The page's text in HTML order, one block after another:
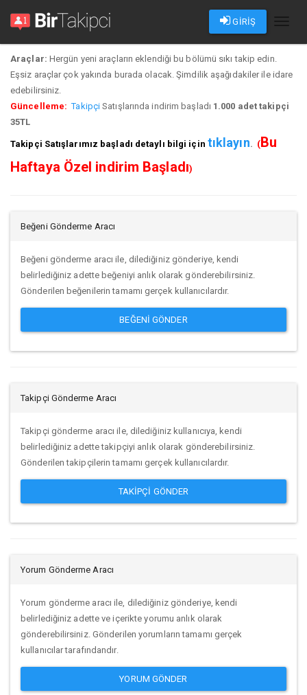
GİRİŞ
Araçlar: Hergün yeni araçların eklendiği bu bölümü sıkı takip edin.
Eşsiz araçlar çok yakında burada olacak. Şimdilik aşağıdakiler ile idare
edebilirsiniz.
Güncelleme: Takipçi Satışlarında indirim başladı 1.000 adet takipçi
35TL
Takipçi Satışlarımız başladı detaylı bilgi için tıklayın. (Bu
Haftaya Özel indirim Başladı)
Beğeni Gönderme Aracı
Beğeni gönderme aracı ile, dilediğiniz gönderiye, kendi
belirlediğiniz adette beğeniyi anlık olarak gönderebilirsiniz.
Gönderilen beğenilerin tamamı gerçek kullanıcılardır.
BEĞENI GÖNDER
Takipçi Gönderme Aracı
Takipçi gönderme aracı ile, dilediğiniz kullanıcıya, kendi
belirlediğiniz adette takipçiyi anlık olarak gönderebilirsiniz.
Gönderilen takipçilerin tamamı gerçek kullanıcılardır.
TAKIPÇI GÖNDER
Yorum Gönderme Aracı
Yorum gönderme aracı ile, dilediğiniz gönderiye, kendi
belirlediğiniz adette ve içerikte yorumu anlık olarak
gönderebilirsiniz. Gönderilen yorumların tamamı gerçek
kullanıcılar tarafındandır.
YORUM GÖNDER